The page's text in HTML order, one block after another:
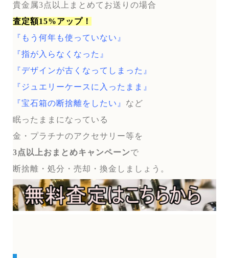
貴金属3点以上まとめてお送りの場合
査定額15%アップ！
『もう何年も使っていない』
『指が入らなくなった』
『デザインが古くなってしまった』
『ジュエリーケースに入ったまま』
『宝石箱の断捨離をしたい』 など
眠ったままになっている
金・プラチナのアクセサリー等を
3点以上おまとめキャンペーンで
断捨離・処分・売却・換金しましょう。